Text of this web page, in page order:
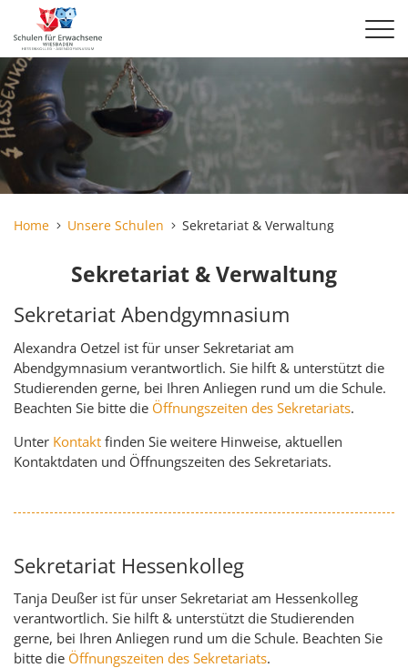
Home Unsere Schulen Sekretariat & Verwaltung
Sekretariat & Verwaltung
Sekretariat Abendgymnasium
Alexandra Oetzel ist für unser Sekretariat am
Abendgymnasium verantwortlich. Sie hilft & unterstützt die
Studierenden gerne, bei Ihren Anliegen rund um die Schule.
Beachten Sie bitte die Öffnungszeiten des Sekretariats.
Unter Kontakt finden Sie weitere Hinweise, aktuellen
Kontaktdaten und Öffnungszeiten des Sekretariats.
Sekretariat Hessenkolleg
Tanja Deußer ist für unser Sekretariat am Hessenkolleg
verantwortlich. Sie hilft & unterstützt die Studierenden
gerne, bei Ihren Anliegen rund um die Schule. Beachten Sie
bitte die Öffnungszeiten des Sekretariats.